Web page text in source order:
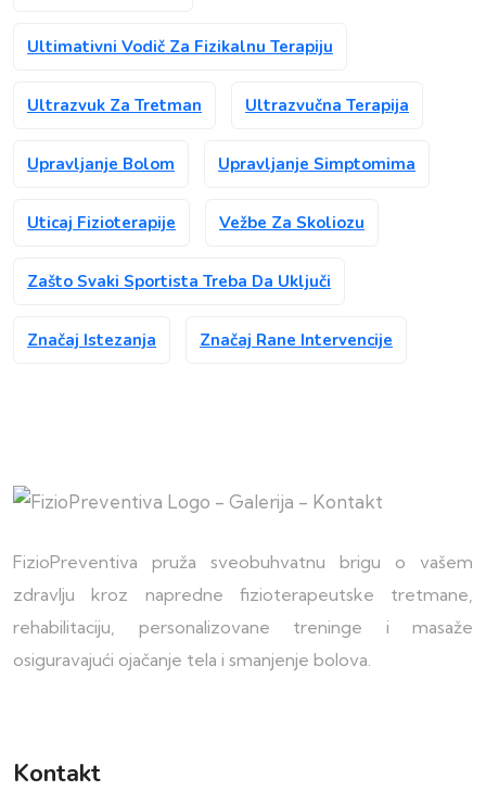
Ultimativni Vodič Za Fizikalnu Terapiju
Ultrazvuk Za Tretman Ultrazvučna Terapija
Upravljanje Bolom Upravljanje Simptomima
Uticaj Fizioterapije Vežbe Za Skoliozu
Zašto Svaki Sportista Treba Da Uključi
Značaj Istezanja Značaj Rane Intervencije
FizioPreventiva pruža sveobuhvatnu brigu o vašem
zdravlju kroz napredne fizioterapeutske tretmane,
rehabilitaciju, personalizovane treninge i masaže
osiguravajući ojačanje tela i smanjenje bolova.
Kontakt